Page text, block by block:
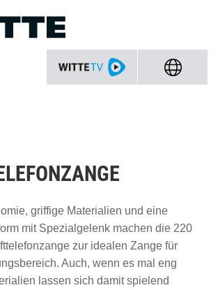
griffige Materialien und eine
mit Spezialgelenk machen die 220
zur idealen Zange für
Auch, wenn es mal eng
lassen sich damit spielend